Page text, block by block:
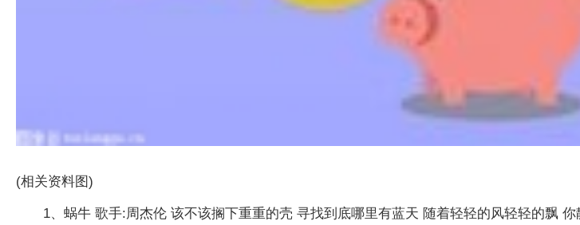
(相关资料图)
1、蜗牛 歌手:周杰伦 该不该搁下重重的壳 寻找到底哪里有蓝天 随着轻轻的风轻轻的飘